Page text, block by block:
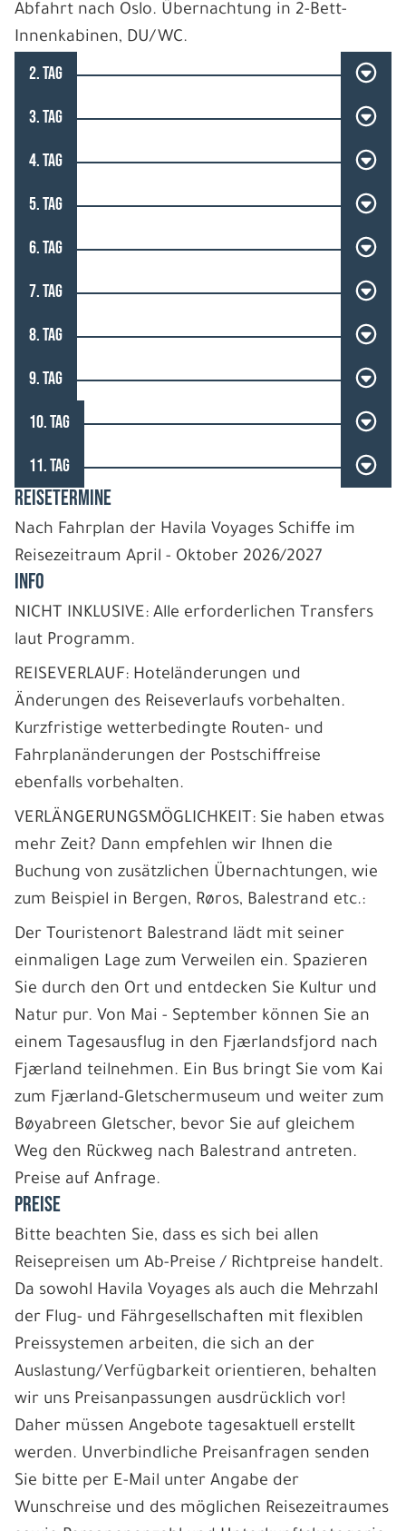
Abfahrt nach Oslo. Übernachtung in 2-Bett-
Innenkabinen, DU/WC.
2. TAG
3. TAG
4. TAG
5. TAG
6. TAG
7. TAG
8. TAG
9. TAG
10. TAG
11. TAG
REISETERMINE
Nach Fahrplan der Havila Voyages Schiffe im
Reisezeitraum April - Oktober 2026/2027
INFO
NICHT INKLUSIVE: Alle erforderlichen Transfers
laut Programm.
REISEVERLAUF: Hoteländerungen und
Änderungen des Reiseverlaufs vorbehalten.
Kurzfristige wetterbedingte Routen- und
Fahrplanänderungen der Postschiffreise
ebenfalls vorbehalten.
VERLÄNGERUNGSMÖGLICHKEIT: Sie haben etwas
mehr Zeit? Dann empfehlen wir Ihnen die
Buchung von zusätzlichen Übernachtungen, wie
zum Beispiel in Bergen, Røros, Balestrand etc.:
Der Touristenort Balestrand lädt mit seiner
einmaligen Lage zum Verweilen ein. Spazieren
Sie durch den Ort und entdecken Sie Kultur und
Natur pur. Von Mai - September können Sie an
einem Tagesausflug in den Fjærlandsfjord nach
Fjærland teilnehmen. Ein Bus bringt Sie vom Kai
zum Fjærland-Gletschermuseum und weiter zum
Bøyabreen Gletscher, bevor Sie auf gleichem
Weg den Rückweg nach Balestrand antreten.
Preise auf Anfrage.
PREISE
Bitte beachten Sie, dass es sich bei allen
Reisepreisen um Ab-Preise / Richtpreise handelt.
Da sowohl Havila Voyages als auch die Mehrzahl
der Flug- und Fährgesellschaften mit flexiblen
Preissystemen arbeiten, die sich an der
Auslastung/Verfügbarkeit orientieren, behalten
wir uns Preisanpassungen ausdrücklich vor!
Daher müssen Angebote tagesaktuell erstellt
werden. Unverbindliche Preisanfragen senden
Sie bitte per E-Mail unter Angabe der
Wunschreise und des möglichen Reisezeitraumes